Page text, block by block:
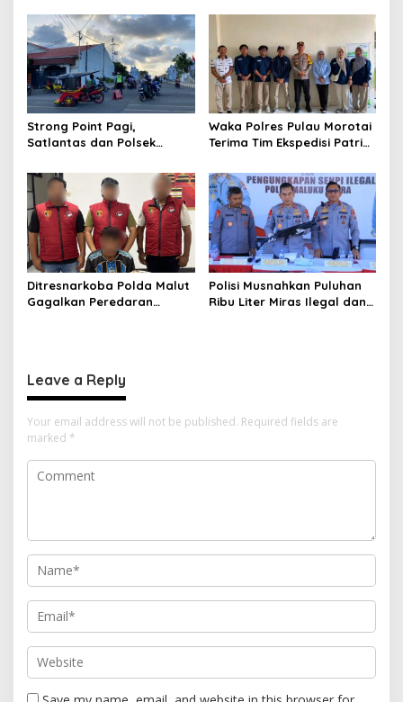
n
Pantai Tawakali Morotai
Utara
Akuntabilitas dan Kinerja
Strong Point Pagi,
Satlantas dan Polsek
Hadir Wujudkan Keamanan
serta Keselamatan Berlalu
Lintas
Waka Polres Pulau Morotai
Terima Tim Ekspedisi Patriot
Pengabdian dan Riset di
Wilayah Morotai
Ditresnarkoba Polda Malut
Gagalkan Peredaran
Polisi Musnahkan Puluhan
Ribu Liter Miras Ilegal dan
Leave a Reply
Your email address will not be published. Required fields are
marked *